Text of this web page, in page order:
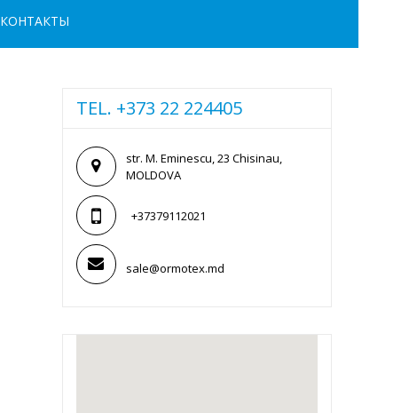
КОНТАКТЫ
TEL. +373 22 224405
str. M. Eminescu, 23 Chisinau,
MOLDOVA
+37379112021
sale@ormotex.md